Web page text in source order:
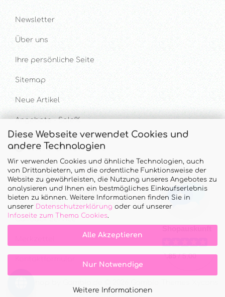
Diese Webseite verwendet Cookies und
andere Technologien
Wir verwenden Cookies und ähnliche Technologien, auch
von Drittanbietern, um die ordentliche Funktionsweise der
Website zu gewährleisten, die Nutzung unseres Angebotes zu
analysieren und Ihnen ein bestmögliches Einkaufserlebnis
bieten zu können. Weitere Informationen finden Sie in
unserer Datenschutzerklärung oder auf unserer
Infoseite zum Thema Cookies.
Alle Akzeptieren
Nur Notwendige
Weitere Informationen
Newsletter
Über uns
Ihre persönliche Seite
Sitemap
Neue Artikel
Angebote - Sale%
Hilfe & Kontakt
UNTERSTÜTZUNG UND BERATUNG UNTER
Tel. & WhatsApp: 034328 340688
Mo - Do.: 10:00 - 16:00 Uhr und Fr.: 9:00 - 13:00 Uhr
Callback Service
Cookie Einstellungen